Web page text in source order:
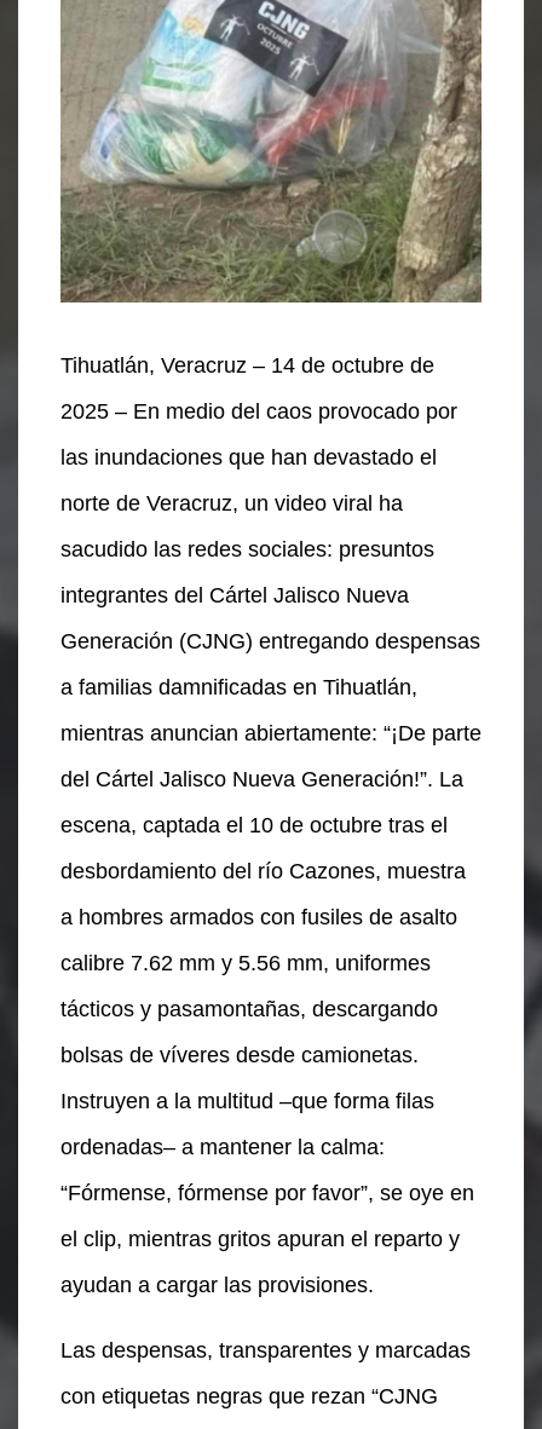
Tihuatlán, Veracruz – 14 de octubre de
2025 – En medio del caos provocado por
las inundaciones que han devastado el
norte de Veracruz, un video viral ha
sacudido las redes sociales: presuntos
integrantes del Cártel Jalisco Nueva
Generación (CJNG) entregando despensas
a familias damnificadas en Tihuatlán,
mientras anuncian abiertamente: “¡De parte
del Cártel Jalisco Nueva Generación!”. La
escena, captada el 10 de octubre tras el
desbordamiento del río Cazones, muestra
a hombres armados con fusiles de asalto
calibre 7.62 mm y 5.56 mm, uniformes
tácticos y pasamontañas, descargando
bolsas de víveres desde camionetas.
Instruyen a la multitud –que forma filas
ordenadas– a mantener la calma:
“Fórmense, fórmense por favor”, se oye en
el clip, mientras gritos apuran el reparto y
ayudan a cargar las provisiones.
Las despensas, transparentes y marcadas
con etiquetas negras que rezan “CJNG